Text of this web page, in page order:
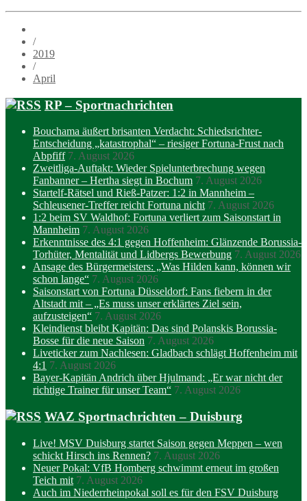
/
2019
/
April
RP – Sportnachrichten
Bouchama äußert brisanten Verdacht: Schiedsrichter-
Entscheidung „katastrophal“ – riesiger Fortuna-Frust nach
Abpfiff 7. August 2026
Zweitliga-Auftakt: Wieder Spielunterbrechung wegen
Fanbanner – Hertha siegt in Bochum 7. August 2026
Startelf-Rätsel und Rieß-Patzer: 1:2 in Mannheim –
Schleusener-Treffer reicht Fortuna nicht 7. August 2026
1:2 beim SV Waldhof: Fortuna verliert zum Saisonstart in
Mannheim 7. August 2026
Erkenntnisse des 4:1 gegen Hoffenheim: Glänzende Borussia-
Torhüter, Mentalität und Lidbergs Bewerbung 7. August 2026
Ansage des Bürgermeisters: „Was Hilden kann, können wir
schon lange“ 7. August 2026
Saisonstart von Fortuna Düsseldorf: Fans fiebern in der
Altstadt mit – „Es muss unser erklärtes Ziel sein,
aufzusteigen“ 7. August 2026
Kleindienst bleibt Kapitän: Das sind Polanskis Borussia-
Bosse für die neue Saison 7. August 2026
Liveticker zum Nachlesen: Gladbach schlägt Hoffenheim mit
4:1 7. August 2026
Bayer-Kapitän Andrich über Hjulmand: „Er war nicht der
richtige Trainer für unser Team“ 7. August 2026
WAZ Sportnachrichten – Duisburg
Live! MSV Duisburg startet Saison gegen Meppen – wen
schickt Hirsch ins Rennen? 7. August 2026
Neuer Pokal: VfB Homberg schwimmt erneut im großen
Teich mit 7. August 2026
Auch im Niederrheinpokal soll es für den FSV Duisburg